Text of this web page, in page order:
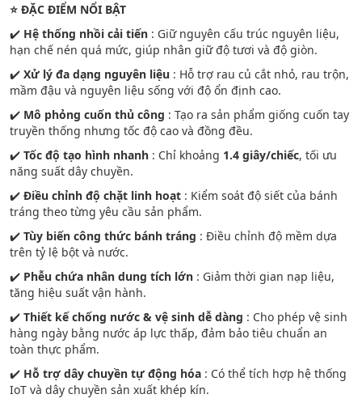
⭐ĐẶC ĐIỂM NỔI BẬT
✔️ Hệ thống nhồi cải tiến: Giữ nguyên cấu trúc nguyên liệu,
hạn chế nén quá mức, giúp nhân giữ độ tươi và độ giòn.
✔️ Xử lý đa dạng nguyên liệu : Hỗ trợ rau củ cắt nhỏ, rau trộn,
mầm đậu và nguyên liệu sống với độ ổn định cao.
✔️ Mô phỏng cuốn thủ công : Tạo ra sản phẩm giống cuốn tay
truyền thống nhưng tốc độ cao và đồng đều.
✔️ Tốc độ tạo hình nhanh: Chỉ khoảng 1.4 giây/chiếc, tối ưu
năng suất dây chuyền.
✔️ Điều chỉnh độ chặt linh hoạt: Kiểm soát độ siết của bánh
tráng theo từng yêu cầu sản phẩm.
✔️ Tùy biến công thức bánh tráng : Điều chỉnh độ mềm dựa
trên tỷ lệ bột và nước.
✔️ Phễu chứa nhân dung tích lớn: Giảm thời gian nạp liệu,
tăng hiệu suất vận hành.
✔️ Thiết kế chống nước & vệ sinh dễ dàng : Cho phép vệ sinh
hàng ngày bằng nước áp lực thấp, đảm bảo tiêu chuẩn an
toàn thực phẩm.
✔️ Hỗ trợ dây chuyền tự động hóa: Có thể tích hợp hệ thống
IoT và dây chuyền sản xuất khép kín.